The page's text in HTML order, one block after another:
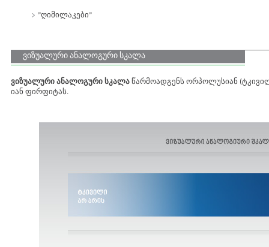
”ღიმილაკები”
ვიზუალური ანალოგური სკალა
ვიზუალური ანალოგური სკალა წარმოადგენს ორპოლუსიან
იან ფირფიტას.